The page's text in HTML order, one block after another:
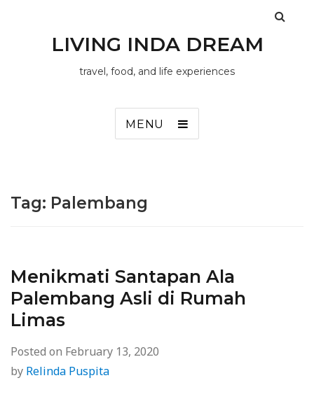
LIVING INDA DREAM
travel, food, and life experiences
MENU
Tag: Palembang
Menikmati Santapan Ala
Palembang Asli di Rumah
Limas
Posted on February 13, 2020
by Relinda Puspita